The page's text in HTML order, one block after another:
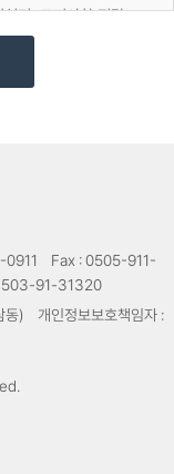
리, 고지사항 전달
Fax :0505-911-
503-91-31320
동)
개인정보보호책임자 :